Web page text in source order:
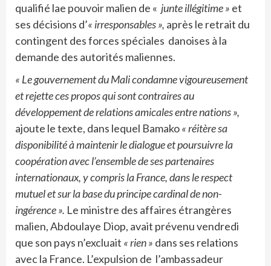
qualifié lae pouvoir malien de « junteillégitime » et
ses décisions d’« irresponsables », après le retrait du
contingent des forces spéciales danoises à la
demande des autorités maliennes.
« Le gouvernement du Mali condamne vigoureusement
et rejette ces propos qui sont contraires au
développement de relations amicales entre nations »,
ajoute le texte, dans lequel Bamako« réitère sa
disponibilité à maintenir le dialogue et poursuivre la
coopération avec l’ensemble de ses partenaires
internationaux, y compris la France, dans le respect
mutuel et sur la base du principe cardinal de non-
ingérence ». Le ministre des affaires étrangères
malien, Abdoulaye Diop, avait prévenu vendredi
que son pays n’excluait « rien » dans ses relations
avec la France. L’expulsion de l’ambassadeur